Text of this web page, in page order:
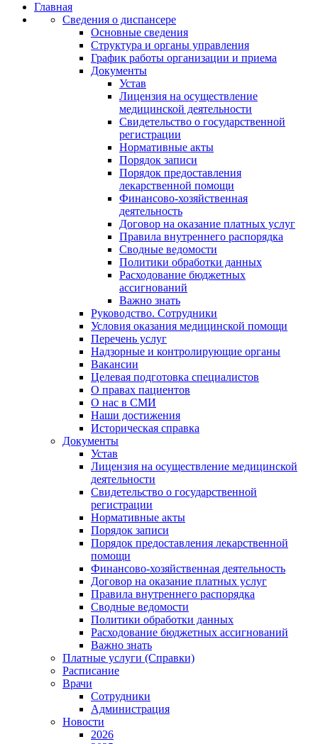
Главная
Сведения о диспансере
Основные сведения
Структура и органы управления
График работы организации и приема
Документы
Устав
Лицензия на осуществление
медицинской деятельности
Свидетельство о государственной
регистрации
Нормативные акты
Порядок записи
Порядок предоставления
лекарственной помощи
Финансово-хозяйственная
деятельность
Договор на оказание платных услуг
Правила внутреннего распорядка
Сводные ведомости
Политики обработки данных
Расходование бюджетных
ассигнований
Важно знать
Руководство. Сотрудники
Условия оказания медицинской помощи
Перечень услуг
Надзорные и контролирующие органы
Вакансии
Целевая подготовка специалистов
О правах пациентов
О нас в СМИ
Наши достижения
Историческая справка
Документы
Устав
Лицензия на осуществление медицинской
деятельности
Свидетельство о государственной
регистрации
Нормативные акты
Порядок записи
Порядок предоставления лекарственной
помощи
Финансово-хозяйственная деятельность
Договор на оказание платных услуг
Правила внутреннего распорядка
Сводные ведомости
Политики обработки данных
Расходование бюджетных ассигнований
Важно знать
Платные услуги (Справки)
Расписание
Врачи
Сотрудники
Администрация
Новости
2026